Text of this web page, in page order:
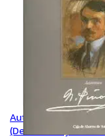
Autorretratos De
(Dedicatoria y firma